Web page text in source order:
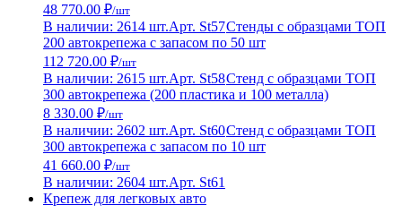
48 770.00 ₽/шт
В наличии: 2614 шт.Арт. St57Стенды с образцами ТОП
200 автокрепежа с запасом по 50 шт
112 720.00 ₽/шт
В наличии: 2615 шт.Арт. St58Стенд с образцами ТОП
300 автокрепежа (200 пластика и 100 металла)
8 330.00 ₽/шт
В наличии: 2602 шт.Арт. St60Стенд с образцами ТОП
300 автокрепежа с запасом по 10 шт
41 660.00 ₽/шт
В наличии: 2604 шт.Арт. St61
Крепеж для легковых авто